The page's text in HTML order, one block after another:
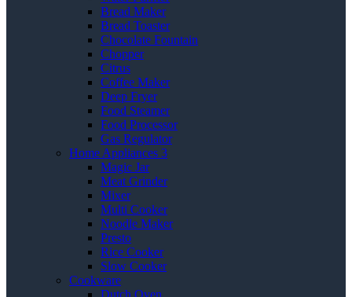
Bread Maker
Bread Toaster
Chocolate Fountain
Chopper
Citrus
Coffee Maker
Deep Fryer
Food Steamer
Food Processor
Gas Regulator
Home Appliances 3
Magic Jar
Meat Grinder
Mixer
Multi Cooker
Noodle Maker
Presto
Rice Cooker
Slow Cooker
Cookware
Dutch Oven